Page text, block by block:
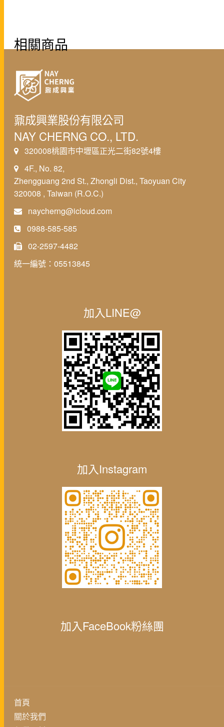
相關商品
鼐成興業股份有限公司
NAY CHERNG CO., LTD.
320008桃園市中壢區正光二街82號4樓
4F., No. 82,
Zhengguang 2nd St., Zhongli Dist., Taoyuan City
320008 , Taiwan (R.O.C.)
naycherng@icloud.com
0988-585-585
02-2597-4482
統一編號：05513845
加入LINE@
加入Instagram
加入FaceBook粉絲團
首頁
關於我們